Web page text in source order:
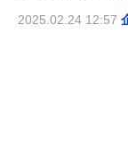
2025.02.24 12:57